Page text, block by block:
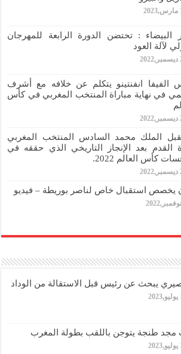
البيضاء : تحتضن الدورة الرابعة للمهرجان
لآلة العود
الفيفا انفنتينو يتكلم عن خلافه مع أشرف
في نهاية مباراة المنتخب المغربي في كأس
الملك محمد السادس المنتخب المغربي
القدم بعد الإنجاز التاريخي الذي حققه في
كأس العالم 2022.
يخصص استقبال خاص لناصر بوريطة – فيديو
يبحث عن رئيس قبل الاستقالة من الوداد
مجد طنجة يتوجن باللقب بطولة المغرب